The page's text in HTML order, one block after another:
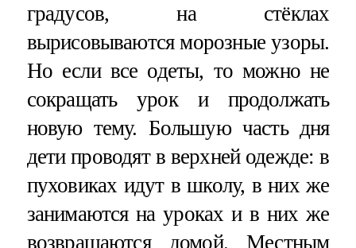
градусов, на стёклах
вырисовываются морозные узоры.
Но если все одеты, то можно не
сокращать урок и продолжать
новую тему. Большую часть дня
дети проводят в верхней одежде: в
пуховиках идут в школу, в них же
занимаются на уроках и в них же
возвращаются домой. Местным